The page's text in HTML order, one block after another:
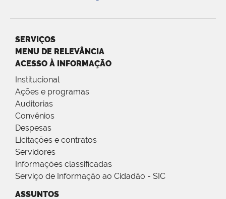
SERVIÇOS
MENU DE RELEVÂNCIA
ACESSO À INFORMAÇÃO
Institucional
Ações e programas
Auditorias
Convênios
Despesas
Licitações e contratos
Servidores
Informações classificadas
Serviço de Informação ao Cidadão - SIC
ASSUNTOS